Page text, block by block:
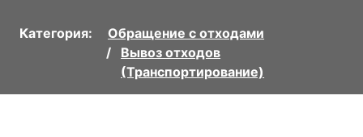
Категория:
Обращение с отходами
Вывоз отходов
(Транспортирование)